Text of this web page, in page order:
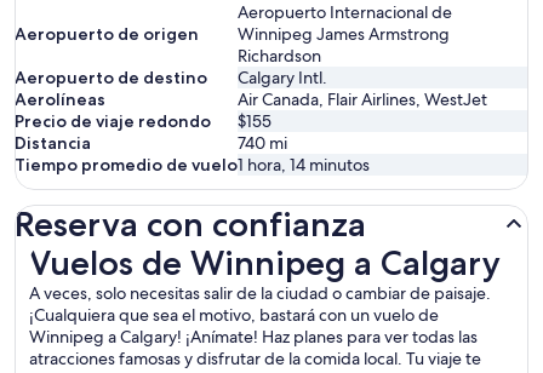
Aeropuerto de origen
Aeropuerto Internacional de
Winnipeg James Armstrong
Richardson
Aeropuerto de destino
Calgary Intl.
Aerolíneas
Air Canada, Flair Airlines, WestJet
Precio de viaje redondo
$155
Distancia
740 mi
Tiempo promedio de vuelo1 hora, 14 minutos
Reserva con confianza
Vuelos de Winnipeg a Calgary
A veces, solo necesitas salir de la ciudad o cambiar de paisaje.
¡Cualquiera que sea el motivo, bastará con un vuelo de
Winnipeg a Calgary! ¡Anímate! Haz planes para ver todas las
atracciones famosas y disfrutar de la comida local. Tu viaje te
Vuelos de Winnipeg a Calgary